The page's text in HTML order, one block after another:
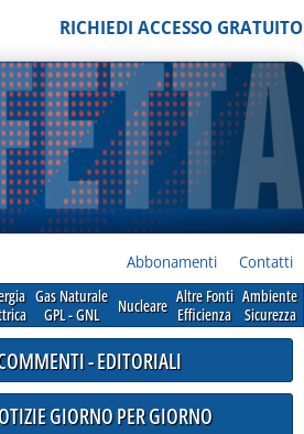
RICHIEDI ACCESSO GRATUITO
Abbonamenti Contatti
Gas Naturale
GPL - GNL
Nucleare Altre Fonti
Efficienza
Ambiente
Sicurezza
- EDITORIALI
GIORNO PER GIORNO